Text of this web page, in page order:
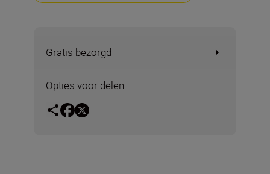
Gratis bezorgd
Opties voor delen